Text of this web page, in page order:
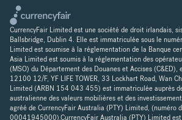
CurrencyFair Limited est une société de droit irlandais,
Ballsbridge, Dublin 4. Elle est immatriculée sous le
Limited est soumise à la réglementation de la Banque
Asia Limited est soumis à la réglementation des
(MSO) du Département des Douanes et Accises
12100 12/F, YF LIFE TOWER, 33 Lockhart Road, Wan
Limited (ARBN 154 043 455) est immatriculée auprès
australienne des valeurs mobilières et des
agréé de CurrencyFair Australia (PTY) Limited, (numéro
00041945000).CurrencyFair Australia (PTY) Limited